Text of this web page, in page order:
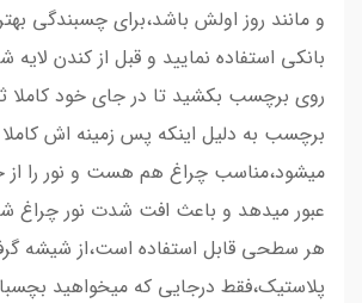
و مانند روز اولش باشد،برای چسبندگی
بانکی استفاده نمایید و قبل از کندن
روی برچسب بکشید تا در جای خود کاملا
برچسب به دلیل اینکه پس زمینه اش
میشود،مناسب چراغ هم هست و نور را
عبور میدهد و باعث افت شدت نور چراغ
هر سطحی قابل استفاده است،از شیشه
پلاستیک،فقط درجایی که میخواهید